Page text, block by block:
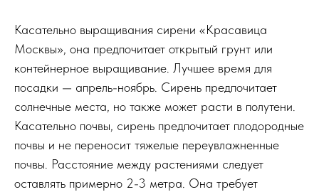
Касательно выращивания сирени «Красавица
Москвы», она предпочитает открытый грунт или
контейнерное выращивание. Лучшее время для
посадки — апрель-ноябрь. Сирень предпочитает
солнечные места, но также может расти в полутени.
Касательно почвы, сирень предпочитает плодородные
почвы и не переносит тяжелые переувлажненные
почвы. Расстояние между растениями следует
оставлять примерно 2-3 метра. Она требует